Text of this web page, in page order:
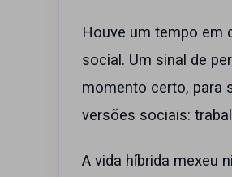
Houve um tempo em
social. Um sinal de
momento certo, para
versões sociais:
A vida híbrida mexeu